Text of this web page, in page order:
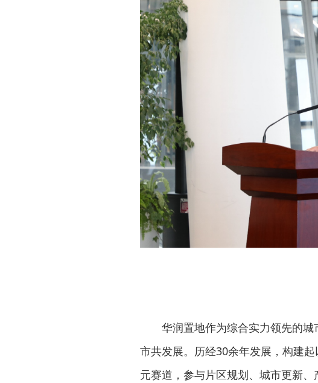
华润置地作为综合实力领先的
市共发展。历经30余年发展，构建
元赛道，参与片区规划、城市更新